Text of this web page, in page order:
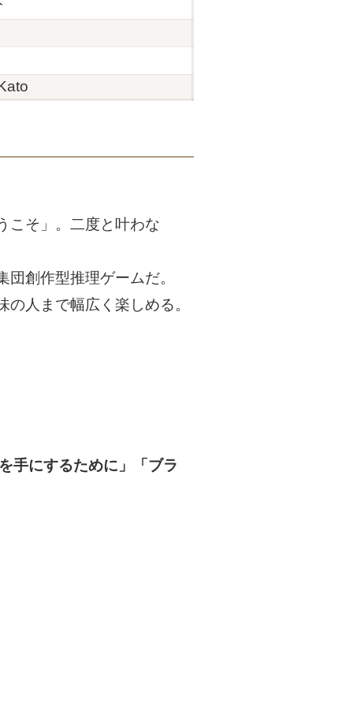
こそ」。二度と叶わな
創作型推理ゲームだ。
人まで幅広く楽しめる。
手にするために」「ブラ